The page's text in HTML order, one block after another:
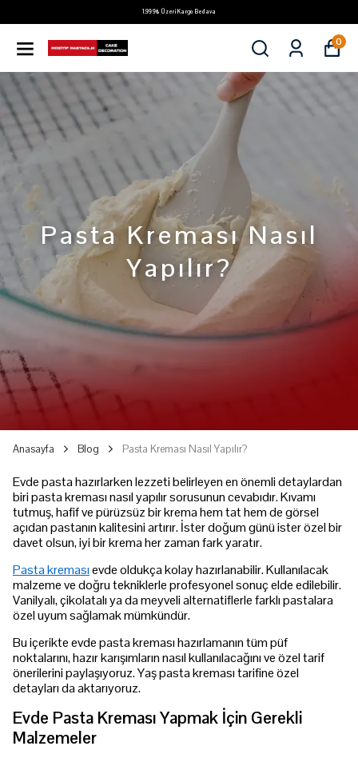
1.999₺ Üzeri Kargo Bedava
0
Pasta Kreması Nasıl
Yapılır?
Anasayfa Blog Pasta Kreması Nasıl Yapılır?
Evde pasta hazırlarken lezzeti belirleyen en önemli detaylardan
biri pasta kreması nasıl yapılır sorusunun cevabıdır. Kıvamı
tutmuş, hafif ve pürüzsüz bir krema hem tat hem de görsel
açıdan pastanın kalitesini artırır. İster doğum günü ister özel bir
davet olsun, iyi bir krema her zaman fark yaratır.
Pasta kremasıevde oldukça kolay hazırlanabilir. Kullanılacak
malzeme ve doğru tekniklerle profesyonel sonuç elde edilebilir.
Vanilyalı, çikolatalı ya da meyveli alternatiflerle farklı pastalara
özel uyum sağlamak mümkündür.
Bu içerikte evde pasta kreması hazırlamanın tüm püf
noktalarını, hazır karışımların nasıl kullanılacağını ve özel tarif
önerilerini paylaşıyoruz. Yaş pasta kreması tarifine özel
detayları da aktarıyoruz.
Evde Pasta Kreması Yapmak İçin Gerekli
Malzemeler